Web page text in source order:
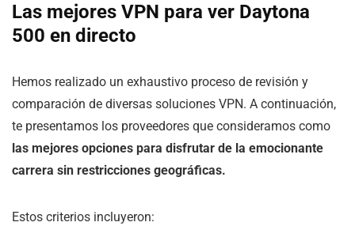
Las mejores VPN para ver Daytona
500 en directo
Hemos realizado un exhaustivo proceso de revisión y
comparación de diversas soluciones VPN. A continuación,
te presentamos los proveedores que consideramos como
las mejores opciones para disfrutar de la emocionante
carrera sin restricciones geográficas.
Estos criterios incluyeron: